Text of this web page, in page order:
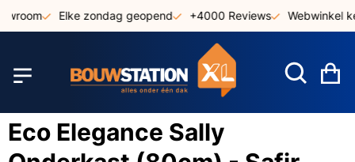
naar
Elke zondag geopend +4000 Reviews Webwinkel
Eco Elegance Sally